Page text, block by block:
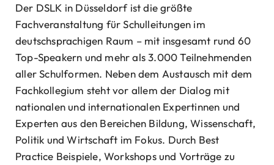
Der DSLK in Düsseldorf ist die größte
Fachveranstaltung für Schulleitungen im
deutschsprachigen Raum – mit insgesamt rund 60
Top-Speakern und mehr als 3.000 Teilnehmenden
aller Schulformen. Neben dem Austausch mit dem
Fachkollegium steht vor allem der Dialog mit
nationalen und internationalen Expertinnen und
Experten aus den Bereichen Bildung, Wissenschaft,
Politik und Wirtschaft im Fokus. Durch Best
Practice Beispiele, Workshops und Vorträge zu